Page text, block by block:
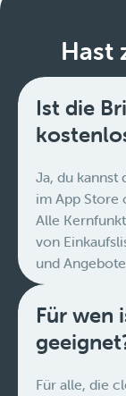
Hast
Ist die
Ja, du kannst
im App Store
Alle
von
und
Für wen
Für alle, die